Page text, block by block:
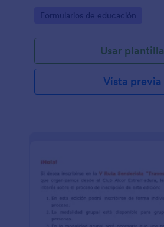
Go to Category:
Formularios de educación
Usar plantilla
Vista previa